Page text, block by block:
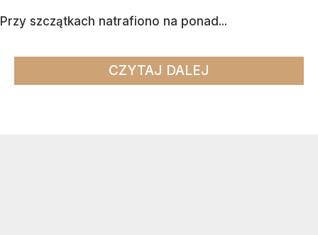
Przy szczątkach natrafiono na ponad...
CZYTAJ DALEJ